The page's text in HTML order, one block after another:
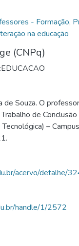
- Formação,
na educação
(CNPq)
de Souza. O
de
–
acervo/detalhe/
handle/1/2572